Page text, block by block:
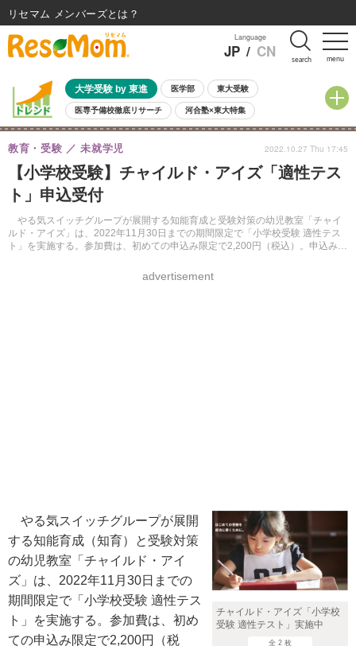
menu
Language
JP / CN search
大学受験 by 東進 医学部 東大受験
医専予備校徹底リサーチ 河合塾×東大特集
親子で考える大学選び 高校受験 中学受験 小学校受験
共通テスト 夏休み
8月開催イベント・WS 全国公立高校 過去問 人気記事
自由研究教材（小学生向け）
【小学校受験】チャイルド・アイズ「適性テス
ト」申込受付
やる気スイッチグループが展開する知能育成と受験対策の幼児教室「チャイ
ルド・アイズ」は、2022年11月30日までの期間限定で「小学校受験 適性テス
ト」を実施する。参加費は、初めての申込み限定で2,200円（税込）。申込みは
教育・受験 未就学児
advertisement
2022.10.27 Thu 17:45
チャイルド・アイズ「小学校
受験 適性テスト」実施中
全 2 枚
やる気スイッチグループが展開
する知能育成（知育）と受験対策
の幼児教室「チャイルド・アイ
ズ」は、2022年11月30日までの
期間限定で「小学校受験 適性テス
ト」を実施する。参加費は、初め
ての申込み限定で2,200円（税
リセマム メンバーズ